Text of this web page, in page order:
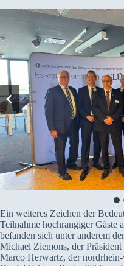
Ein weiteres Zeichen der
Teilnahme hochrangiger Gäste
befanden sich unter anderem
Michael Ziemons, der
Marco Herwartz, der